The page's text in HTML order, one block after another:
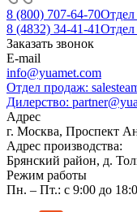
8 (800) 707-64-70
8 (4832) 34-41-41Отдел
Заказать звонок
E-mail
info@yuamet.com
Отдел продаж:
Дилерство:
Адрес
г. Москва, Проспект
Адрес производства:
Брянский район, д.
Режим работы
Пн. – Пт.: с 9:00 до